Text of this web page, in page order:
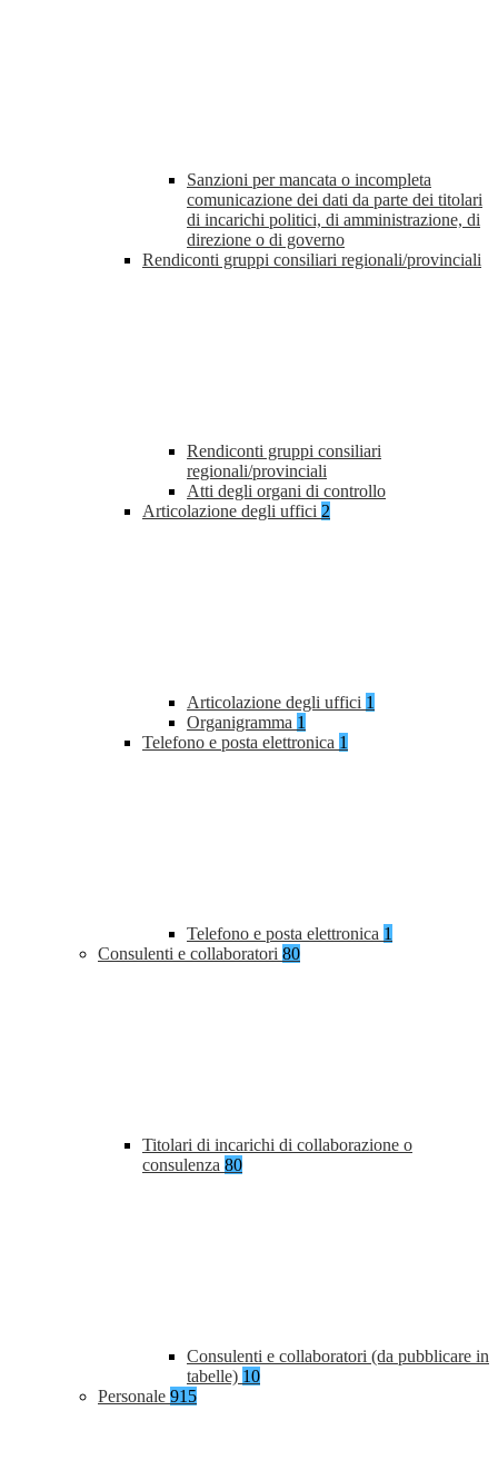
Sanzioni per mancata o incompleta
comunicazione dei dati da parte dei titolari
di incarichi politici, di amministrazione, di
direzione o di governo
Rendiconti gruppi consiliari regionali/provinciali
Rendiconti gruppi consiliari
regionali/provinciali
Atti degli organi di controllo
Articolazione degli uffici 2
Articolazione degli uffici 1
Organigramma 1
Telefono e posta elettronica 1
Telefono e posta elettronica 1
Consulenti e collaboratori 80
Titolari di incarichi di collaborazione o
consulenza 80
Consulenti e collaboratori (da pubblicare in
tabelle) 10
Personale 915